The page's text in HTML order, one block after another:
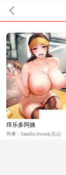
痒乐多阿姨
作者：SaraJin,ttwook,孔心